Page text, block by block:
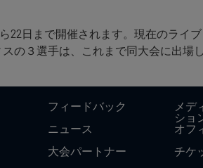
22日まで開催されます。現在のライ
の３選手は、これまで同大会に出場
フィードバック
メデ
ショ
ニュース
オフ
大会パートナー
チケ